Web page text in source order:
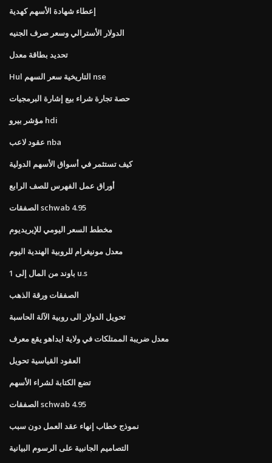
إعطاء شهادة الأسهم كهدية
الدولار الأسترالي وسعر صرف الجنيه
تحديد بطاقة معدل
Hul التاريخية سعر السهم nse
حصة تجارة شراء بيع إشارة البرمجيات
مؤشر بيرو hdi
عقود لاعب nba
كيف تستثمر في أسواق الأسهم الدولية
أوراق عمل الفهرس للصف الرابع
الصفقات schwab 4.95
مخطط السعر اليومي للإيريديوم
معدل مونيغرام للروبية الهندية اليوم
1 باوند من المال إلى u.s
الصفقات ورقة الذهب
تحويل الدولار الى روبية الآلة الحاسبة
معدل ضريبة الممتلكات في ولاية ايداهو يقع معرف
العقود القياسية تحويل
تضع الكتابة لشراء الأسهم
الصفقات schwab 4.95
نموذج خطاب إنهاء عقد العمل دون سبب
التصاميم الجانبية على الرسوم البيانية